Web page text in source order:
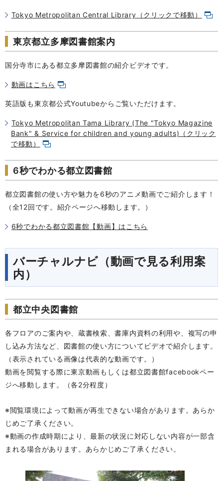
Tokyo Metropolitan Central Library（クリックで移動）
東京都立多摩図書館案内
国分寺市にある都立多摩図書館の紹介ビデオです。
動画はこちら
英語版も東京都公式Youtubeからご覧いただけます。
Tokyo Metropolitan Tama Library (The "Tokyo Magazine
Bank" & Service for children and young adults)（クリック
で移動）
6秒でわかる都立図書館
都立図書館の使い方や魅力を6秒のアニメ動画でご紹介します！
（全12回です。紹介ページへ移動します。）
6秒でわかる都立図書館【動画】はこちら
バーチャルナビ（動画で見る利用案
内）
都立中央図書館
各フロアのご案内や、蔵書検索、書庫内資料の利用や、複写の申
し込み方法など、図書館の使い方についてビデオで紹介します。
（表示されている画像は代表的な動画です。）
動画を閲覧する際に東京動画もしくは都立図書館facebookペー
ジへ移動します。（各2分程度）
※閲覧環境によって動画が再生できない場合があります。あらか
じめご了承ください。
※動画の作成時期により、最新の状況に対応しない内容が一部含
まれる場合があります。あらかじめご了承ください。